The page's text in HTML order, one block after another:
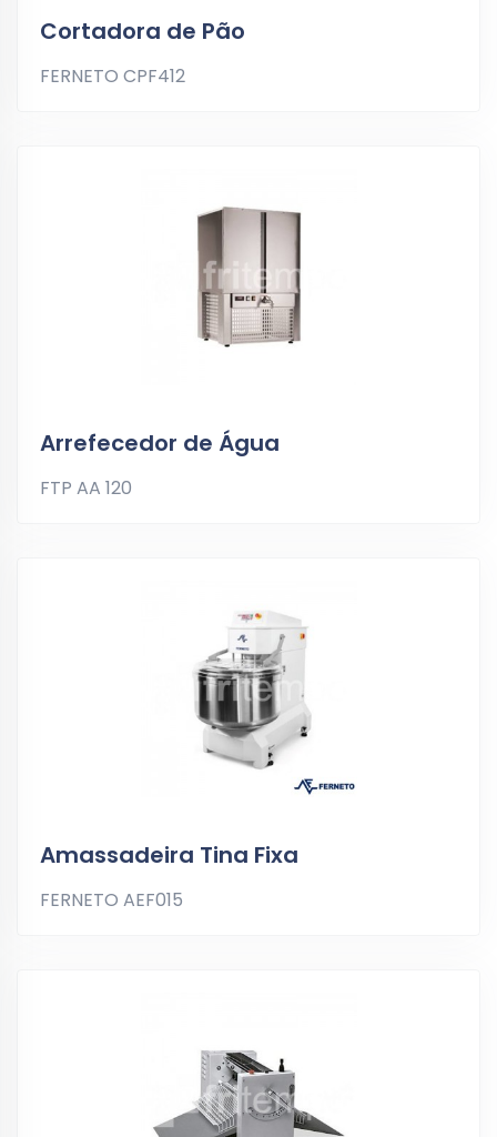
Cortadora de Pão
FERNETO CPF412
Arrefecedor de Água
FTP AA 120
Amassadeira Tina Fixa
FERNETO AEF015